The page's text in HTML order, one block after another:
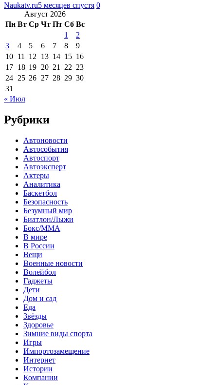
Naukatv.ru5 месяцев спустя 0
Август 2026
Пн Вт Ср Чт Пт Сб Вс
1
2
3
4 5 6 7 8
9
10 11 12 13 14 15 16
17 18 19 20 21 22 23
24 25 26 27 28 29 30
31
« Июл
Рубрики
Автоновости
Автособытия
Автоспорт
Автоэксперт
Актеры
Аналитика
Баскетбол
Безопасность
Безумный мир
Биатлон/Лыжи
Бокс/MMA
В мире
В России
Вещи
Военные новости
Волейбол
Гаджеты
Дети
Дом и сад
Еда
Звёзды
Здоровье
Зимние виды спорта
Игры
Импортозамещение
Интернет
Истории
Компании